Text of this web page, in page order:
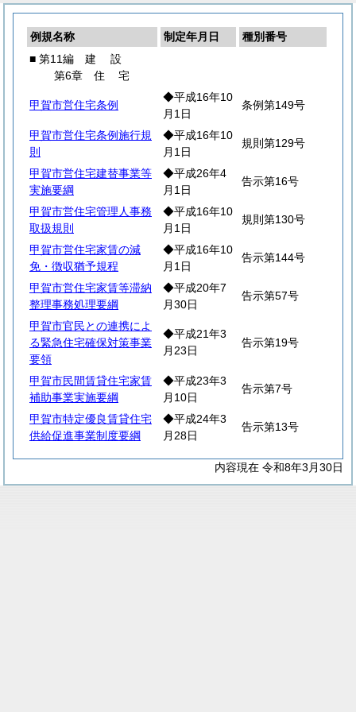
例規名称 制定年月日
種別番号
■ 第11編 建 設
第6章 住宅
甲賀市営住宅条例
◆平成16年10
月1日
条例第149号
甲賀市営住宅条例施行規
則
◆平成16年10
月1日
規則第129号
甲賀市営住宅建替事業等
実施要綱
◆平成26年4
月1日
告示第16号
甲賀市営住宅管理人事務
取扱規則
◆平成16年10
月1日
規則第130号
甲賀市営住宅家賃の減
免・徴収猶予規程
◆平成16年10
月1日
告示第144号
甲賀市営住宅家賃等滞納
整理事務処理要綱
◆平成20年7
月30日
告示第57号
甲賀市官民との連携によ
る緊急住宅確保対策事業
要領
◆平成21年3
月23日
告示第19号
甲賀市民間賃貸住宅家賃
補助事業実施要綱
◆平成23年3
月10日
告示第7号
甲賀市特定優良賃貸住宅
供給促進事業制度要綱
◆平成24年3
月28日
告示第13号
内容現在 令和8年3月30日